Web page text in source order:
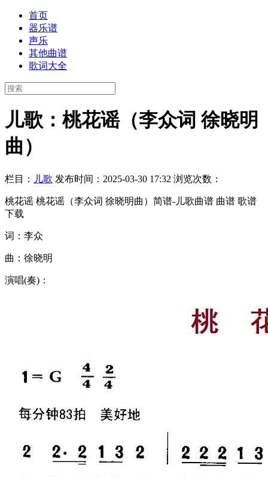
首页
器乐谱
声乐
其他曲谱
歌词大全
儿歌：桃花谣（李众词 徐晓明
曲）
栏目： 儿歌 发布时间：2025-03-30 17:32 浏览次数：
桃花谣 桃花谣（李众词 徐晓明曲）简谱-儿歌曲谱 曲谱 歌谱
下载
词：李众
曲：徐晓明
演唱(奏)：